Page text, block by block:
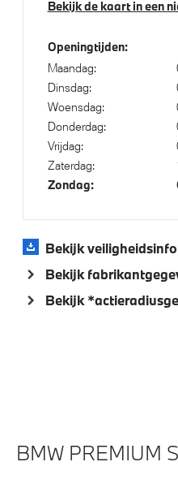
Geluidswerende ramen
Trekhaak elektrisch
Adaptieve LED
Raamomlijsting M
M Sportremsysteem Rot
BMW Iconic Glow
Extra getint glas
M Koplampen Shadow
Elektrische
Bekijk de kaart in een
Openingtijden:
Maandag:
Dinsdag:
Woensdag:
Donderdag:
Vrijdag:
Zaterdag:
Zondag:
Bekijk
Bekijk
Bekijk
BMW PREMIUM